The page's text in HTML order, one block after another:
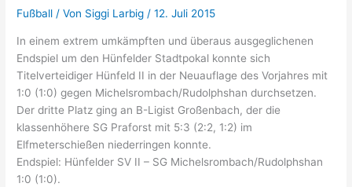
Fußball / Von Siggi Larbig/12. Juli 2015
In einem extrem umkämpften und überaus ausgeglichenen
Endspiel um den Hünfelder Stadtpokal konnte sich
Titelverteidiger Hünfeld II in der Neuauflage des Vorjahres mit
1:0 (1:0) gegen Michelsrombach/Rudolphshan durchsetzen.
Der dritte Platz ging an B-Ligist Großenbach, der die
klassenhöhere SG Praforst mit 5:3 (2:2, 1:2) im
Elfmeterschießen niederringen konnte.
Endspiel: Hünfelder SV II – SG Michelsrombach/Rudolphshan
1:0 (1:0).